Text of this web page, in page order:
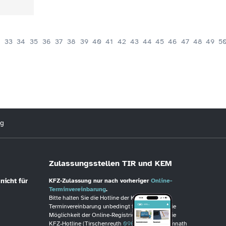
33 34 35 36 37 38 39 40 41 42 43 44 45 46 47 48 49
für
Zulassungsstellen TIR und KEM
KFZ-Zulassung nur nach vorheriger Online-
Terminvereinbarung.
Bitte halten Sie die Hotline der KFZ-
Terminvereinbarung unbedingt frei, wenn Sie die
Möglichkeit der Online-Registrierung haben. Die
KFZ-Hotline (Tirschenreuth 09631/88246 , Kemnath